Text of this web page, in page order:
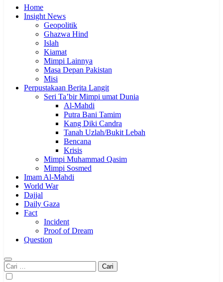
Home
Insight News
Geopolitik
Ghazwa Hind
Islah
Kiamat
Mimpi Lainnya
Masa Depan Pakistan
Misi
Perpustakaan Berita Langit
Seri Ta’bir Mimpi umat Dunia
Al-Mahdi
Putra Bani Tamim
Kang Diki Candra
Tanah Uzlah/Bukit Lebah
Bencana
Krisis
Mimpi Muhammad Qasim
Mimpi Sosmed
Imam Al-Mahdi
World War
Dajjal
Daily Gaza
Fact
Incident
Proof of Dream
Question
Cari
untuk: